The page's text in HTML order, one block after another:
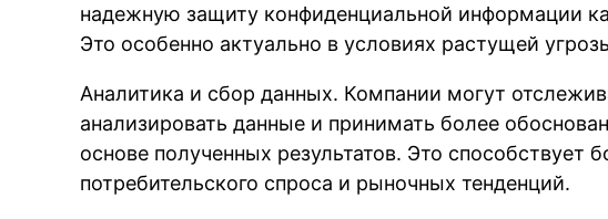
надежную защиту конфиденциальной информации
Это особенно актуально в условиях растущей
Аналитика и сбор данных. Компании могут
анализировать данные и принимать более
основе полученных результатов. Это способствует
потребительского спроса и рыночных тенденций.